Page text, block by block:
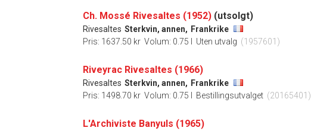
Ch. Mossé Rivesaltes (1952) (utsolgt)
Rivesaltes Sterkvin, annen, Frankrike
Pris: 1637.50 kr Volum: 0.75 l Uten utvalg (1957601)
Riveyrac Rivesaltes (1966)
Rivesaltes Sterkvin, annen, Frankrike
Pris: 1498.70 kr Volum: 0.75 l Bestillingsutvalget (20165401)
L'Archiviste Banyuls (1965)